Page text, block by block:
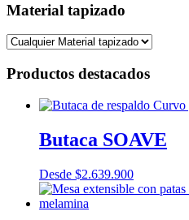
Material tapizado
Productos destacados
Butaca SOAVE
Desde $2.639.900